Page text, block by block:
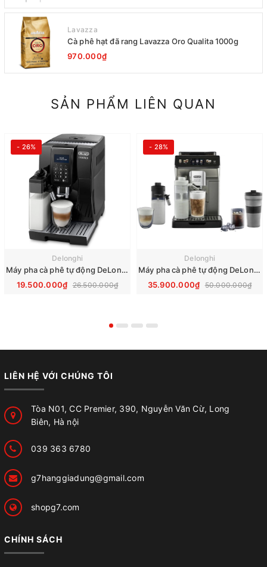
Lavazza
Cà phê hạt đã rang Lavazza Oro Qualita 1000g
970.000₫
SẢN PHẨM LIÊN QUAN
- 26%
Delonghi
Máy pha cà phê tự động DeLonghi Dinamica ECAM 353.75.B
19.500.000₫ 26.500.000₫
- 28%
Delonghi
Máy pha cà phê tự động DeLonghi ECAM Eletta Explore 450.86.T
35.900.000₫ 50.000.000₫
LIÊN HỆ VỚI CHÚNG TÔI
Tòa N01, CC Premier, 390, Nguyễn Văn Cừ, Long
Biên, Hà nội
039 363 6780
g7hanggiadung@gmail.com
shopg7.com
CHÍNH SÁCH